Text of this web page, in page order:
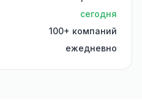
сегодня
100+ компаний
ежедневно